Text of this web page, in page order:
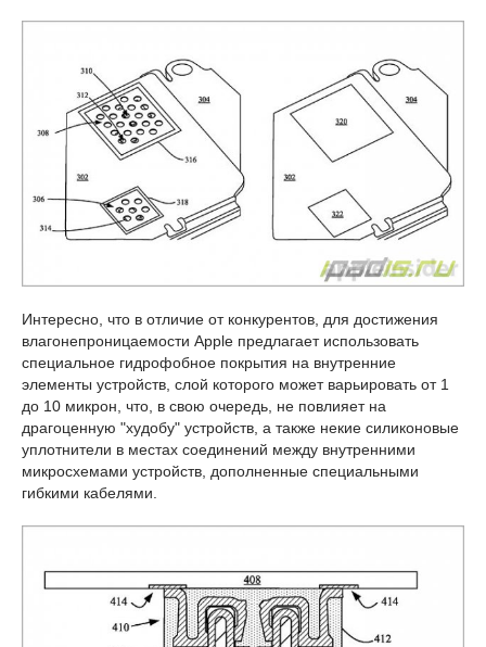
Интересно, что в отличие от конкурентов, для достижения
влагонепроницаемости Apple предлагает использовать
специальное гидрофобное покрытия на внутренние
элементы устройств, слой которого может варьировать от 1
до 10 микрон, что, в свою очередь, не повлияет на
драгоценную "худобу" устройств, а также некие силиконовые
уплотнители в местах соединений между внутренними
микросхемами устройств, дополненные специальными
гибкими кабелями.